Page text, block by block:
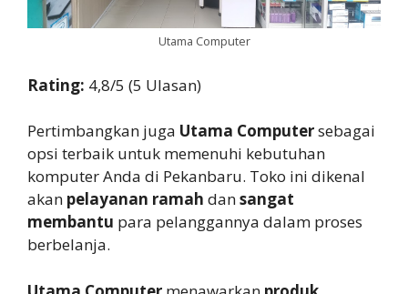
Utama Computer
Rating: 4,8/5 (5 Ulasan)
Pertimbangkan juga Utama Computersebagai
opsi terbaik untuk memenuhi kebutuhan
komputer Anda di Pekanbaru. Toko ini dikenal
akan pelayanan ramah dansangat
membantu para pelanggannya dalam proses
berbelanja.